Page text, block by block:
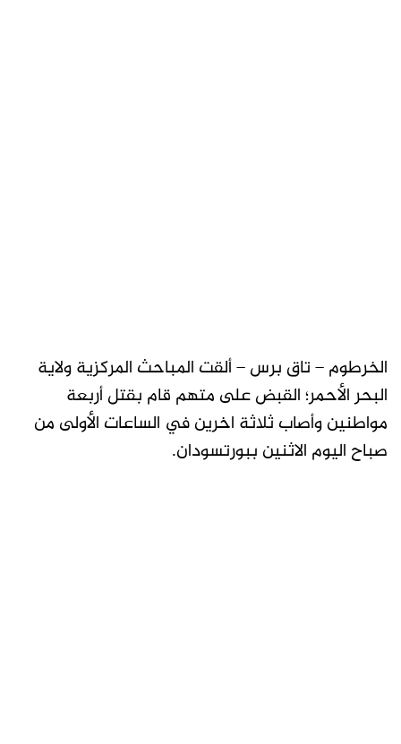
الخرطوم – تاق برس – ألقت المباحث المركزية ولاية
البحر الأحمر؛ القبض على متهم قام بقتل أربعة
مواطنين وأصاب ثلاثة اخرين في الساعات الأولى من
صباح اليوم الاثنين ببورتسودان.